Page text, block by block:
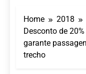
Home 2018
Desconto de
garante
trecho